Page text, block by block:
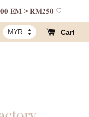
𝐄𝐌 > 𝐑𝐌𝟐𝟓𝟎 ♡
Cart